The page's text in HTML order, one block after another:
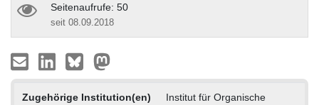
Seitenaufrufe: 50
seit 08.09.2018
Zugehörige Institution(en)
Institut für Organische